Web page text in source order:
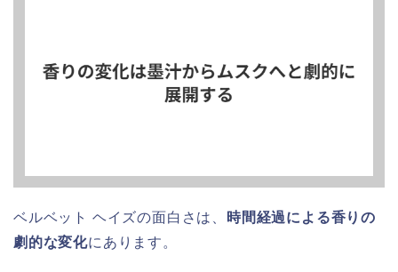
ベルベット ヘイズの面白さは、
時間経過による香りの
劇的な変化にあります。